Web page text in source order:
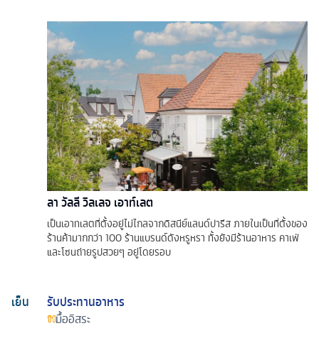
ลา วัลลี วิลเลจ เอาท์เลต
เป็นเอาทเลตที่ตั้งอยู่ไม่ไกลจากดิสนีย์แลนด์ปารีส ภายในเป็นที่ตั้งของ
ร้านค้ามากกว่า 100 ร้านแบรนด์ดังหรูหรา ทั้งยังมีร้านอาหาร คาเฟ่
และโซนถ่ายรูปสวยๆ อยู่โดยรอบ
เย็น
รับประทานอาหาร
มื้ออิสระ